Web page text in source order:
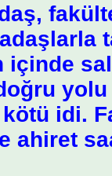
içinde
kötü idi.
ahiret